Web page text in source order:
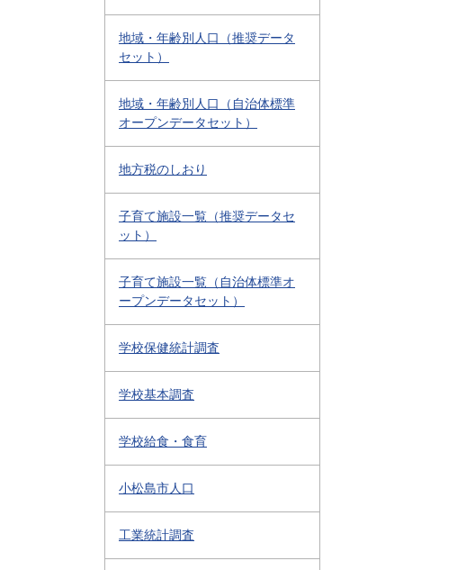
地域・年齢別人口（推奨データ
セット）
地域・年齢別人口（自治体標準
オープンデータセット）
地方税のしおり
子育て施設一覧（推奨データセ
ット）
子育て施設一覧（自治体標準オ
ープンデータセット）
学校保健統計調査
学校基本調査
学校給食・食育
小松島市人口
工業統計調査